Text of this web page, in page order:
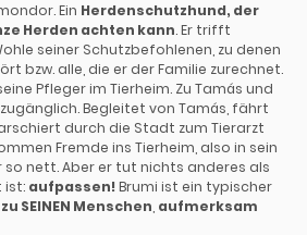
Ein Herdenschutzhund, der
Herden achten kann. Er trifft
seiner Schutzbefohlenen, zu denen
bzw. alle, die er der Familie zurechnet.
Pfleger im Tierheim. Zu Tamás und
Begleitet von Tamás, fährt
durch die Stadt zum Tierarzt
Fremde ins Tierheim, also in sein
so nett. Aber er tut nichts anderes als
ist: aufpassen! Brumi ist ein typischer
SEINEN Menschen aufmerksam